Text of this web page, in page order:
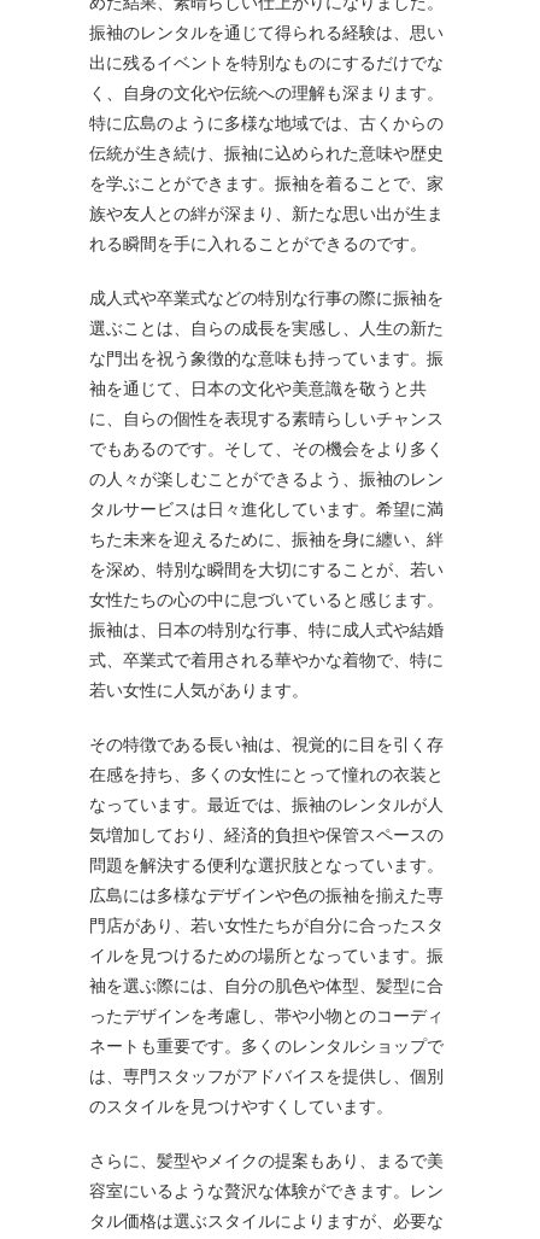
振袖のレンタルを通じて得られる経験は、思い
出に残るイベントを特別なものにするだけでな
く、自身の文化や伝統への理解も深まります。
特に広島のように多様な地域では、古くからの
伝統が生き続け、振袖に込められた意味や歴史
を学ぶことができます。振袖を着ることで、家
族や友人との絆が深まり、新たな思い出が生ま
れる瞬間を手に入れることができるのです。
成人式や卒業式などの特別な行事の際に振袖を
選ぶことは、自らの成長を実感し、人生の新た
な門出を祝う象徴的な意味も持っています。振
袖を通じて、日本の文化や美意識を敬うと共
に、自らの個性を表現する素晴らしいチャンス
でもあるのです。そして、その機会をより多く
の人々が楽しむことができるよう、振袖のレン
タルサービスは日々進化しています。希望に満
ちた未来を迎えるために、振袖を身に纏い、絆
を深め、特別な瞬間を大切にすることが、若い
女性たちの心の中に息づいていると感じます。
振袖は、日本の特別な行事、特に成人式や結婚
式、卒業式で着用される華やかな着物で、特に
若い女性に人気があります。
その特徴である長い袖は、視覚的に目を引く存
在感を持ち、多くの女性にとって憧れの衣装と
なっています。最近では、振袖のレンタルが人
気増加しており、経済的負担や保管スペースの
問題を解決する便利な選択肢となっています。
広島には多様なデザインや色の振袖を揃えた専
門店があり、若い女性たちが自分に合ったスタ
イルを見つけるための場所となっています。振
袖を選ぶ際には、自分の肌色や体型、髪型に合
ったデザインを考慮し、帯や小物とのコーディ
ネートも重要です。多くのレンタルショップで
は、専門スタッフがアドバイスを提供し、個別
のスタイルを見つけやすくしています。
さらに、髪型やメイクの提案もあり、まるで美
容室にいるような贅沢な体験ができます。レン
タル価格は選ぶスタイルによりますが、必要な